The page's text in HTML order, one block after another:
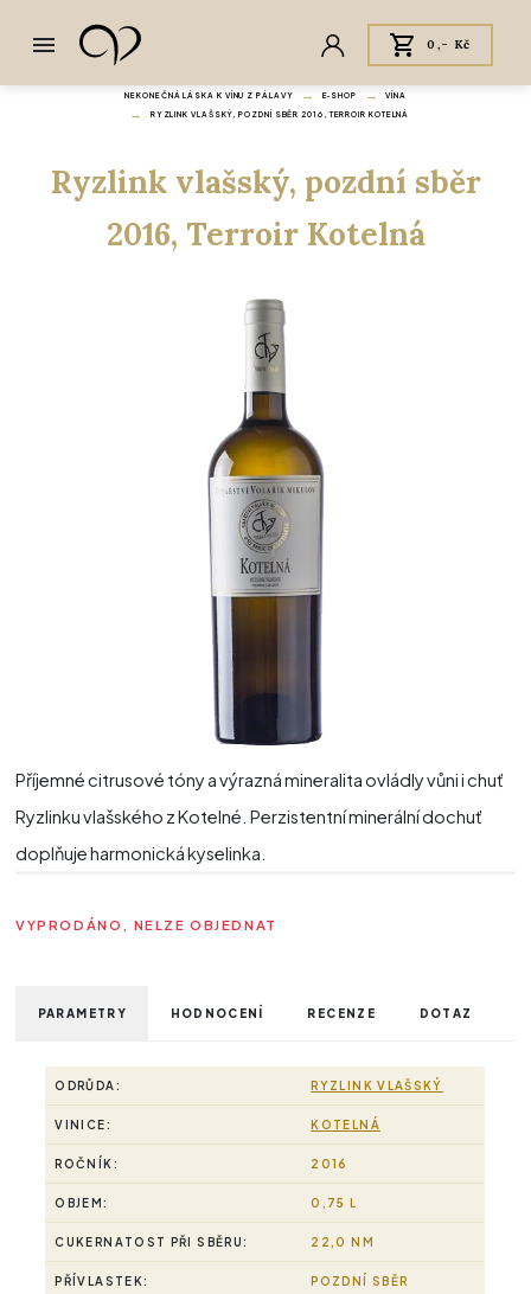
0,- Kč
NEKONEČNÁ LÁSKA K VÍNU Z PÁLAVY E‑SHOP VÍNA
RYZLINK VLAŠSKÝ, POZDNÍ SBĚR 2016, TERROIR KOTELNÁ
Ryzlink vlašský, pozdní sběr
2016, Terroir Kotelná
Příjemné citrusové tóny a výrazná mineralita ovládly vůni i chuť
Ryzlinku vlašského z Kotelné. Perzistentní minerální dochuť
doplňuje harmonická kyselinka.
VYPRODÁNO, NELZE OBJEDNAT
PARAMETRY HODNOCENÍ RECENZE DOTAZ
ODRŮDA: RYZLINK VLAŠSKÝ
VINICE: KOTELNÁ
ROČNÍK: 2016
OBJEM: 0,75 L
CUKERNATOST PŘI SBĚRU: 22,0 NM
PŘÍVLASTEK: POZDNÍ SBĚR